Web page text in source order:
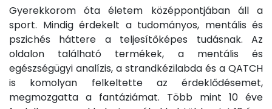
Gyerekkorom óta életem középpontjában áll a
sport. Mindig érdekelt a tudományos, mentális és
pszichés háttere a teljesítőképes tudásnak. Az
oldalon található termékek, a mentális és
egészségügyi analízis, a strandkézilabda és a QATCH
is komolyan felkeltette az érdeklődésemet,
megmozgatta a fantáziámat. Több mint 10 éve